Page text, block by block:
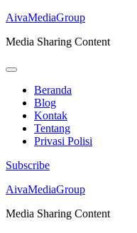
AivaMediaGroup
Media Sharing Content
Beranda
Blog
Kontak
Tentang
Privasi Polisi
Subscribe
Lompat
konten
AivaMediaGroup
Media Sharing Content